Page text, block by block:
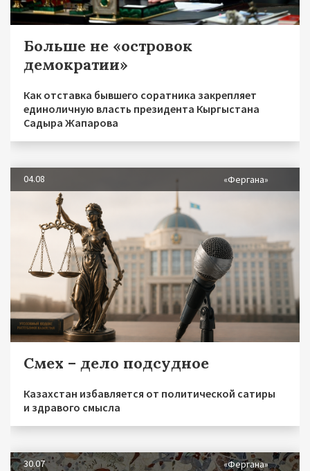
Больше не «островок
демократии»
Как отставка бывшего соратника закрепляет
единоличную власть президента Кыргыстана
Садыра Жапарова
04.08 «Фергана»
Смех – дело подсудное
Казахстан избавляется от политической сатиры
и здравого смысла
30.07 «Фергана»